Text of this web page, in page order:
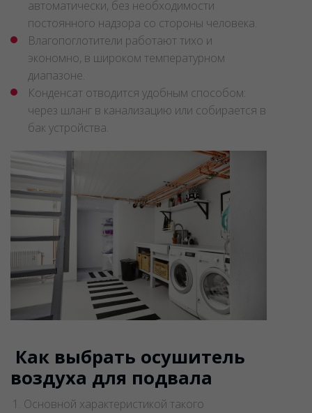
автоматически, без необходимости
постоянного надзора со стороны человека.
Влагопоглотители работают тихо и
экономно, в широком температурном
диапазоне.
Конденсат отводится удобным способом:
через шланг в канализацию или собирается в
бак устройства.
​ Как выбрать осушитель
воздуха для подвала
Основной характеристикой такого